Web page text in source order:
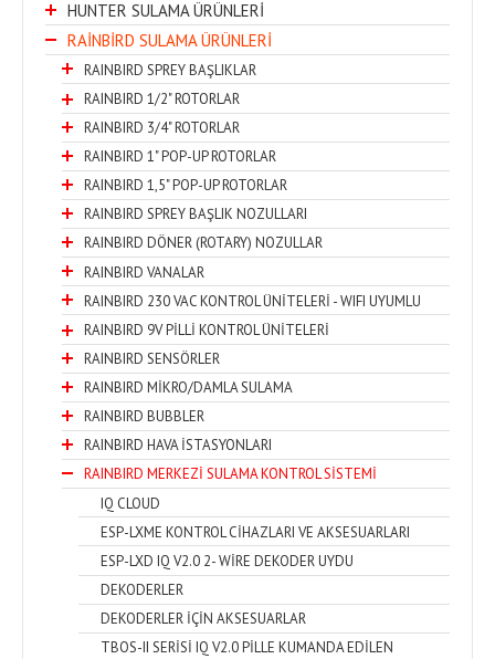
HUNTER SULAMA ÜRÜNLERİ
RAİNBİRD SULAMA ÜRÜNLERİ
RAINBIRD SPREY BAŞLIKLAR
RAINBIRD 1/2" ROTORLAR
RAINBIRD 3/4" ROTORLAR
RAINBIRD 1" POP-UP ROTORLAR
RAINBIRD 1,5" POP-UP ROTORLAR
RAINBIRD SPREY BAŞLIK NOZULLARI
RAINBIRD DÖNER (ROTARY) NOZULLAR
RAINBIRD VANALAR
RAINBIRD 230 VAC KONTROL ÜNİTELERİ - WIFI UYUMLU
RAINBIRD 9V PİLLİ KONTROL ÜNİTELERİ
RAINBIRD SENSÖRLER
RAINBIRD MİKRO/DAMLA SULAMA
RAINBIRD BUBBLER
RAINBIRD HAVA İSTASYONLARI
RAINBIRD MERKEZİ SULAMA KONTROL SİSTEMİ
IQ CLOUD
ESP-LXME KONTROL CİHAZLARI VE AKSESUARLARI
ESP-LXD IQ V2.0 2- WİRE DEKODER UYDU
DEKODERLER
DEKODERLER İÇİN AKSESUARLAR
TBOS-II SERİSİ IQ V2.0 PİLLE KUMANDA EDİLEN